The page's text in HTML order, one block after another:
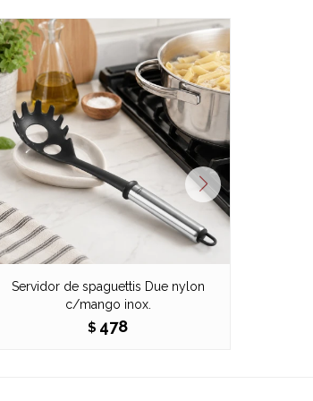
Servidor de spaguettis Due nylon
c/mango inox.
$ 478